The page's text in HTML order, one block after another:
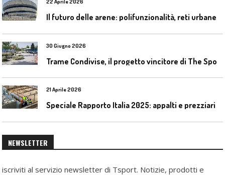
22 Aprile 2026
30 Giugno 2026
21 Aprile 2026
Speciale Rapporto Italia 2025: appalti e prezziari
NEWSLETTER
iscriviti al servizio newsletter di Tsport. Notizie, prodotti e